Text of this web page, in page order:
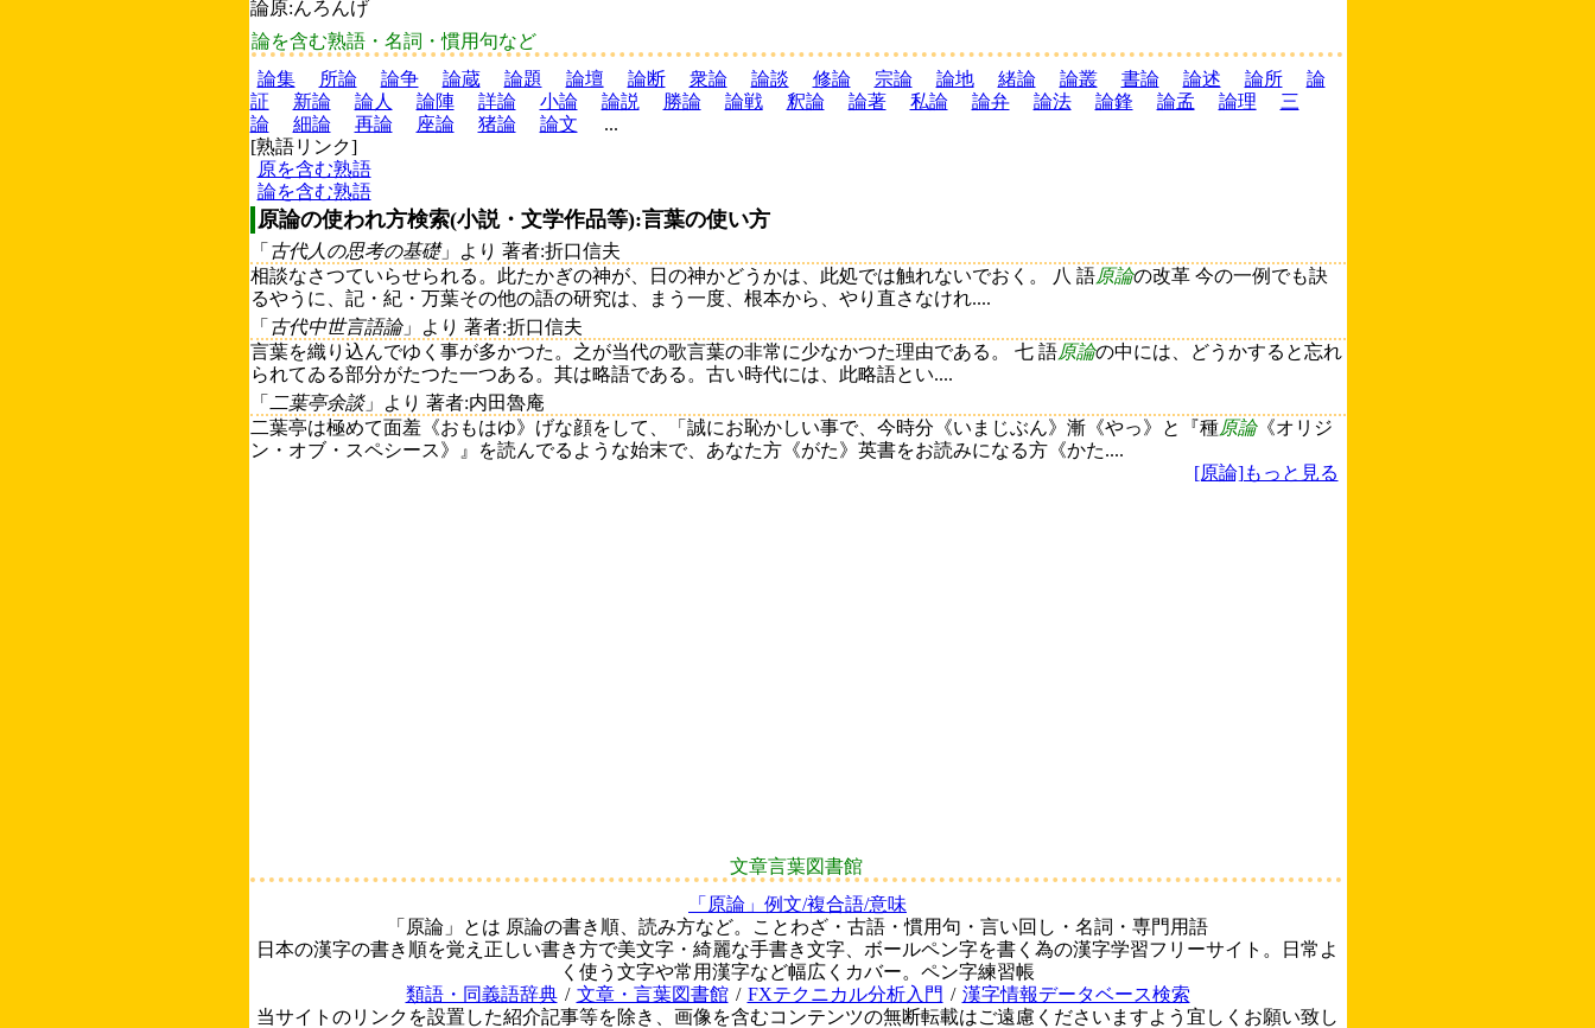
論原:んろんげ
論を含む熟語・名詞・慣用句など
論集
所論 論争 論蔵 論題 論壇 論断 衆論 論談 修論 宗論 論地 緒論 論叢 書論 論述 論所
論
証
新論 論人 論陣 詳論 小論 論説 勝論 論戦 釈論 論著 私論 論弁 論法 論鋒 論孟 論理
三
論
細論 再論 座論 猪論 論文
...
[熟語リンク]
原を含む熟語
論を含む熟語
原論の使われ方検索(小説・文学作品等):言葉の使い方
「 古代人の思考の基礎」より 著者:折口信夫
相談なさつていらせられる。此たかぎの神が、日の神かどうかは、此処では触れないでおく。 八 語原論の改革 今の一例でも訣
るやうに、記・紀・万葉その他の語の研究は、まう一度、根本から、やり直さなけれ....
「 古代中世言語論」より 著者:折口信夫
言葉を織り込んでゆく事が多かつた。之が当代の歌言葉の非常に少なかつた理由である。 七 語原論の中には、どうかすると忘れ
られてゐる部分がたつた一つある。其は略語である。古い時代には、此略語とい....
「
二葉亭余談」より 著者:内田魯庵
二葉亭は極めて面羞《おもはゆ》げな顔をして、「誠にお恥かしい事で、今時分《いまじぶん》漸《やっ》と『種原論《オリジ
ン・オブ・スペシース》』を読んでるような始末で、あなた方《がた》英書をお読みになる方《かた....
[原論]もっと見る
文章言葉図書館
「原論」例文/複合語/意味
「原論」とは 原論の書き順、読み方など。ことわざ・古語・慣用句・言い回し・名詞・専門用語
日本の漢字の書き順を覚え正しい書き方で美文字・綺麗な手書き文字、ボールペン字を書く為の漢字学習フリーサイト。日常よ
く使う文字や常用漢字など幅広くカバー。ペン字練習帳
類語・同義語辞典 / 文章・言葉図書館 / FXテクニカル分析入門 / 漢字情報データベース検索
当サイトのリンクを設置した紹介記事等を除き、画像を含むコンテンツの無断転載はご遠慮くださいますよう宜しくお願い致し